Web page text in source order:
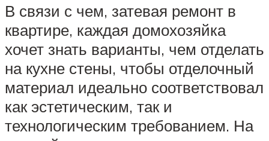
В связи с чем, затевая ремонт в
квартире, каждая домохозяйка
хочет знать варианты, чем отделать
на кухне стены, чтобы отделочный
материал идеально соответствовал
как эстетическим, так и
технологическим требованием. На